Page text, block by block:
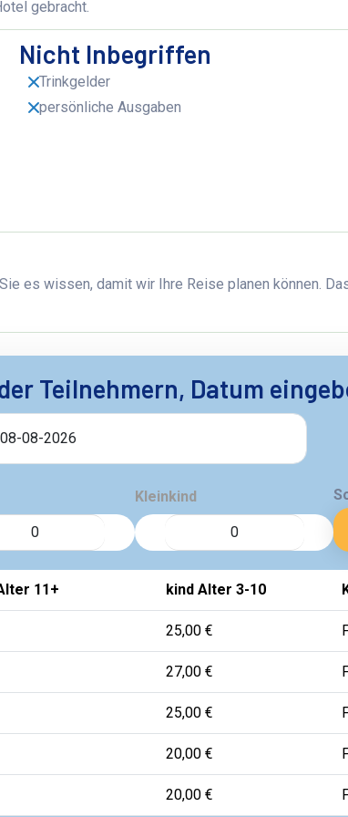
gebracht.
Nicht Inbegriffen
Trinkgelder
persönliche Ausgaben
es wissen, damit wir Ihre Reise planen können.
Teilnehmern, Datum
Kleinkind
11+ kind Alter 3-10
25,00 €
27,00 €
25,00 €
20,00 €
20,00 €